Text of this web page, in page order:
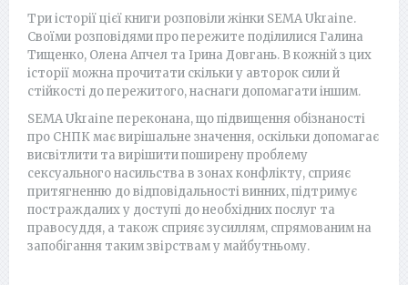
Три історії цієї книги розповіли жінки SEMA Ukraine.
Своїми розповідями про пережите поділилися Галина
Тищенко, Олена Апчел та Ірина Довгань. В кожній з цих
історії можна прочитати скільки у авторок сили й
стійкості до пережитого, наснаги допомагати іншим.
SEMA Ukraine переконана, що підвищення обізнаності
про СНПК має вирішальне значення, оскільки допомагає
висвітлити та вирішити поширену проблему
сексуального насильства в зонах конфлікту, сприяє
притягненню до відповідальності винних, підтримує
постраждалих у доступі до необхідних послуг та
правосуддя, а також сприяє зусиллям, спрямованим на
запобігання таким звірствам у майбутньому.